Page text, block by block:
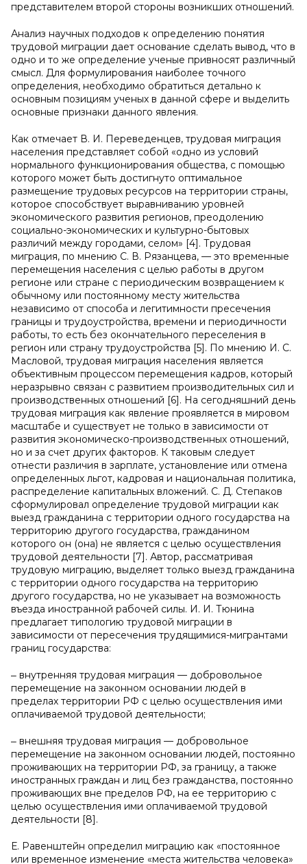
представителем второй стороны возникших отношений.
Анализ научных подходов к определению понятия
трудовой миграции дает основание сделать вывод, что в
одно и то же определение ученые привносят различный
смысл. Для формулирования наиболее точного
определения, необходимо обратиться детально к
основным позициям ученых в данной сфере и выделить
основные признаки данного явления.
Как отмечает В. И. Переведенцев, трудовая миграция
населения представляет собой «одно из условий
нормального функционирования общества, с помощью
которого может быть достигнуто оптимальное
размещение трудовых ресурсов на территории страны,
которое способствует выравниванию уровней
экономического развития регионов, преодолению
социально-экономических и культурно-бытовых
различий между городами, селом» [4]. Трудовая
миграция, по мнению С. В. Рязанцева, — это временные
перемещения населения с целью работы в другом
регионе или стране с периодическим возвращением к
обычному или постоянному месту жительства
независимо от способа и легитимности пресечения
границы и трудоустройства, времени и периодичности
работы, то есть без окончательного переселения в
регион или страну трудоустройства [5]. По мнению И. С.
Масловой, трудовая миграция населения является
объективным процессом перемещения кадров, который
неразрывно связан с развитием производительных сил и
производственных отношений [6]. На сегодняшний день
трудовая миграция как явление проявляется в мировом
масштабе и существует не только в зависимости от
развития экономическо-производственных отношений,
но и за счет других факторов. К таковым следует
отнести различия в зарплате, установление или отмена
определенных льгот, кадровая и национальная политика,
распределение капитальных вложений. С. Д. Степаков
сформулировал определение трудовой миграции как
выезд гражданина с территории одного государства на
территорию другого государства, гражданином
которого он (она) не является с целью осуществления
трудовой деятельности [7]. Автор, рассматривая
трудовую миграцию, выделяет только выезд гражданина
с территории одного государства на территорию
другого государства, но не указывает на возможность
въезда иностранной рабочей силы. И. И. Тюнина
предлагает типологию трудовой миграции в
зависимости от пересечения трудящимися-мигрантами
границ государства:
‒ внутренняя трудовая миграция — добровольное
перемещение на законном основании людей в
пределах территории РФ с целью осуществления ими
оплачиваемой трудовой деятельности;
‒ внешняя трудовая миграция — добровольное
перемещение на законном основании людей, постоянно
проживающих на территории РФ, за границу, а также
иностранных граждан и лиц без гражданства, постоянно
проживающих вне пределов РФ, на ее территорию с
целью осуществления ими оплачиваемой трудовой
деятельности [8].
Е. Равенштейн определил миграцию как «постоянное
или временное изменение «места жительства человека»